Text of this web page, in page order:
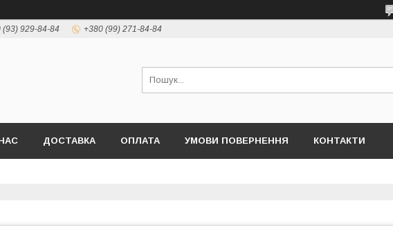
(93) 929-84-84 +380 (99) 271-84-84
ДОСТАВКА ОПЛАТА УМОВИ ПОВЕРНЕННЯ КОНТАКТИ